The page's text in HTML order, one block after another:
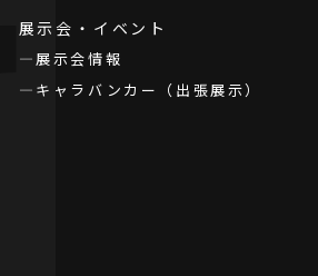
展示会・イベント
展示会情報
キャラバンカー（出張展示）